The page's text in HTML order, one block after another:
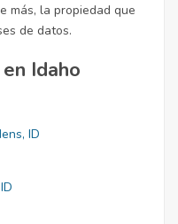
más, la propiedad que
de datos.
Idaho
ID